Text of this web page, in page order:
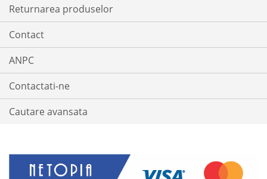
Returnarea produselor
Contact
ANPC
Contactati-ne
Cautare avansata